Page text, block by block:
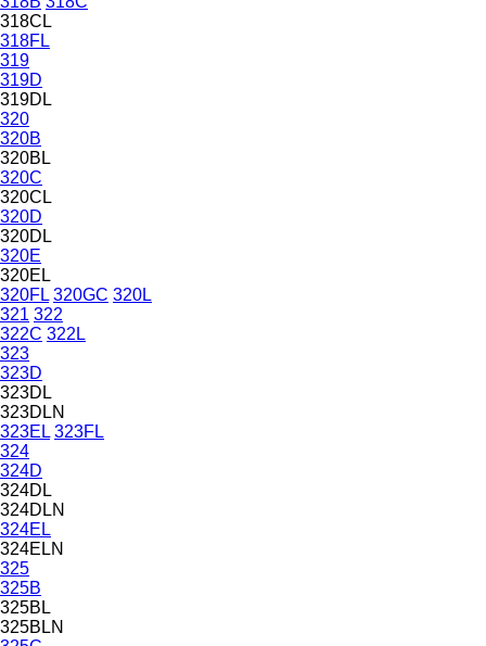
318CL
318FL
319
319D
319DL
320
320B
320BL
320C
320CL
320D
320DL
320E
320EL
320FL 320GC 320L
321 322
322C 322L
323
323D
323DL
323DLN
323EL 323FL
324
324D
324DL
324DLN
324EL
324ELN
325
325B
325BL
325BLN